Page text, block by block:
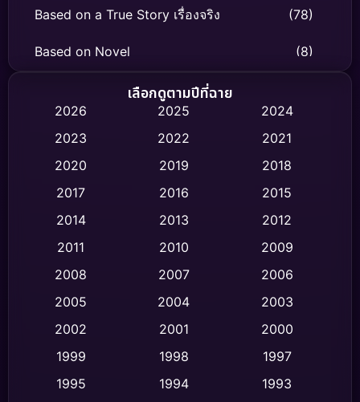
Based on a True Story เรื่องจริง (78)
Based on Novel (8)
Biography ชีวิตจริง
Classic หนังคลาสสิก (47)
Comedy ตลก (436)
Crime อาชญากรรม (513)
Cult Film
Dance เต้น (10)
เลือกดูตามปีที่ฉาย
2026 2025
2024
2023
2022
2021
2020
2019
2018
2017
2016
2015
2014
2013
2012
2011
2010
2009
2008
2007
2006
2005
2004
2003
2002
2001
2000
1999
1998
1997
1995
1994
1993